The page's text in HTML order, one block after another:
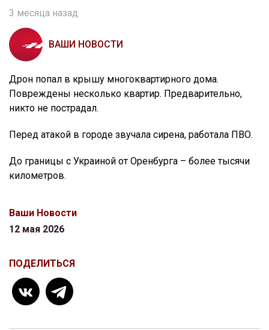
3 месяца назад
ВАШИ НОВОСТИ
Дрон попал в крышу многоквартирного дома.
Повреждены несколько квартир. Предварительно,
никто не пострадал.
Перед атакой в городе звучала сирена, работала ПВО.
До границы с Украиной от Оренбурга – более тысячи
километров.
Ваши Новости
12 мая 2026
ПОДЕЛИТЬСЯ